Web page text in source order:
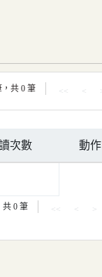
<< <
，共 0 筆
次數 動作
<< < >
共 0 筆